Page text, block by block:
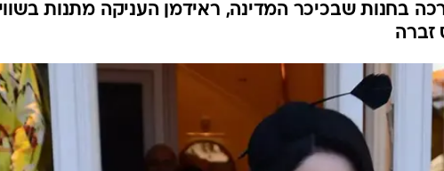
בחנות שבכיכר המדינה, ראידמן העניקה מתנות
זברה